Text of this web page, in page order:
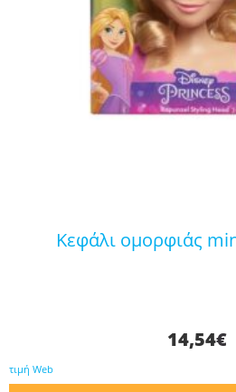
κεφάλι ομορφιάς
14,54€
τιμή Web